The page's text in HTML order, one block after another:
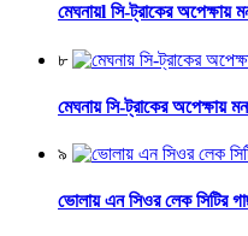
মেঘনায়l সি-ট্রাকের অপেক্ষায়
৮
মেঘনায় সি-ট্রাকের অপেক্ষায়
৯
ভোলায় এন সিওর লেক সিটির